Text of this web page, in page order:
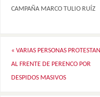
CAMPAÑA MARCO TULIO RUÍZ
« VARIAS PERSONAS PROTESTAN
AL FRENTE DE PERENCO POR
DESPIDOS MASIVOS